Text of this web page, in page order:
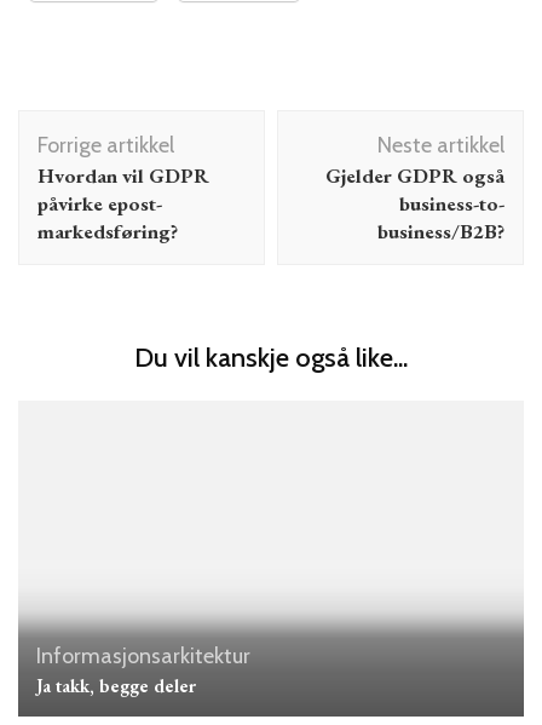
Innleggsnavigering
Forrige artikkel
Hvordan vil GDPR
påvirke epost-
markedsføring?
Neste artikkel
Gjelder GDPR også
business-to-
business/B2B?
Du vil kanskje også like...
Informasjonsarkitektur
Ja takk, begge deler